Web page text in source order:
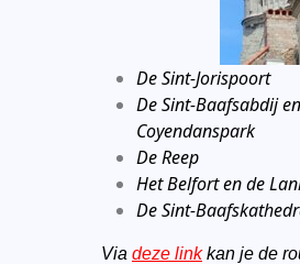
De Sint-Jorispoort
De Sint-Baafsabdij en
Coyendanspark
De Reep
Het Belfort en de
De Sint-
Via deze linkkan je de